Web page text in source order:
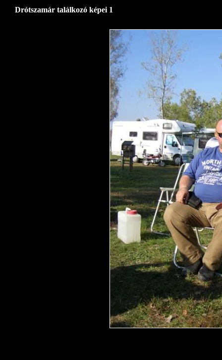
Drótszamár találkozó képei 1